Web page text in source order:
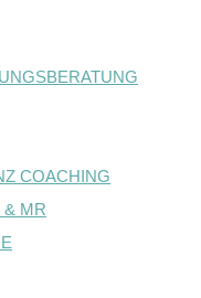
COACHING
& MR